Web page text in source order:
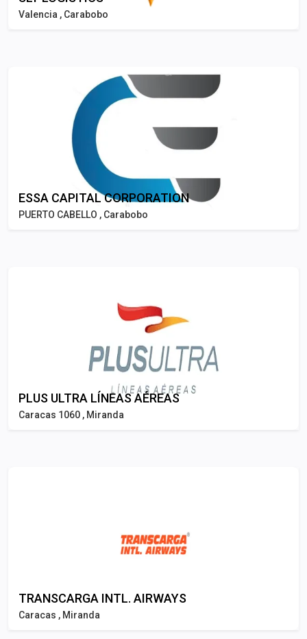
Valencia , Carabobo
ESSA CAPITAL CORPORATION
PUERTO CABELLO , Carabobo
PLUS ULTRA LÍNEAS AÉREAS
Caracas 1060 , Miranda
TRANSCARGA INTL. AIRWAYS
Caracas , Miranda